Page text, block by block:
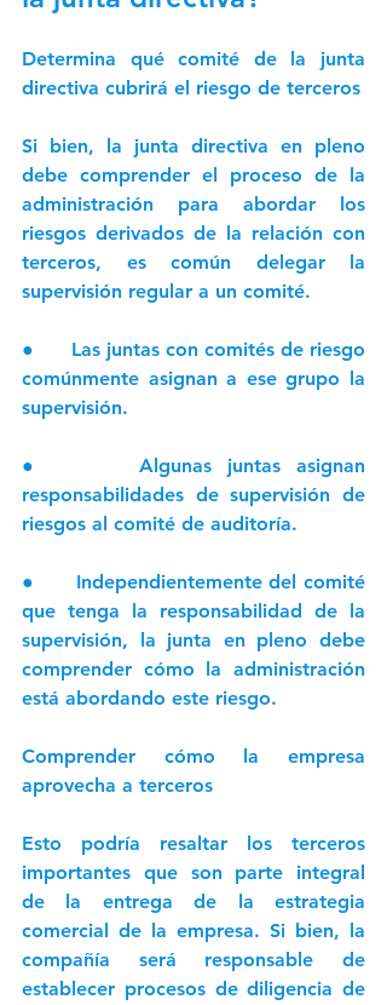
Determina qué comité de la junta
directiva cubrirá el riesgo de terceros
Si bien, la junta directiva en pleno
debe comprender el proceso de la
administración para abordar los
riesgos derivados de la relación con
terceros, es común delegar la
supervisión regular a un comité.
●      Las juntas con comités de riesgo
comúnmente asignan a ese grupo la
supervisión.
●      Algunas juntas asignan
responsabilidades de supervisión de
riesgos al comité de auditoría.
●      Independientemente del comité
que tenga la responsabilidad de la
supervisión, la junta en pleno debe
comprender cómo la administración
está abordando este riesgo.
Comprender cómo la empresa
aprovecha a terceros
Esto podría resaltar los terceros
importantes que son parte integral
de la entrega de la estrategia
comercial de la empresa. Si bien, la
compañía será responsable de
establecer procesos de diligencia de